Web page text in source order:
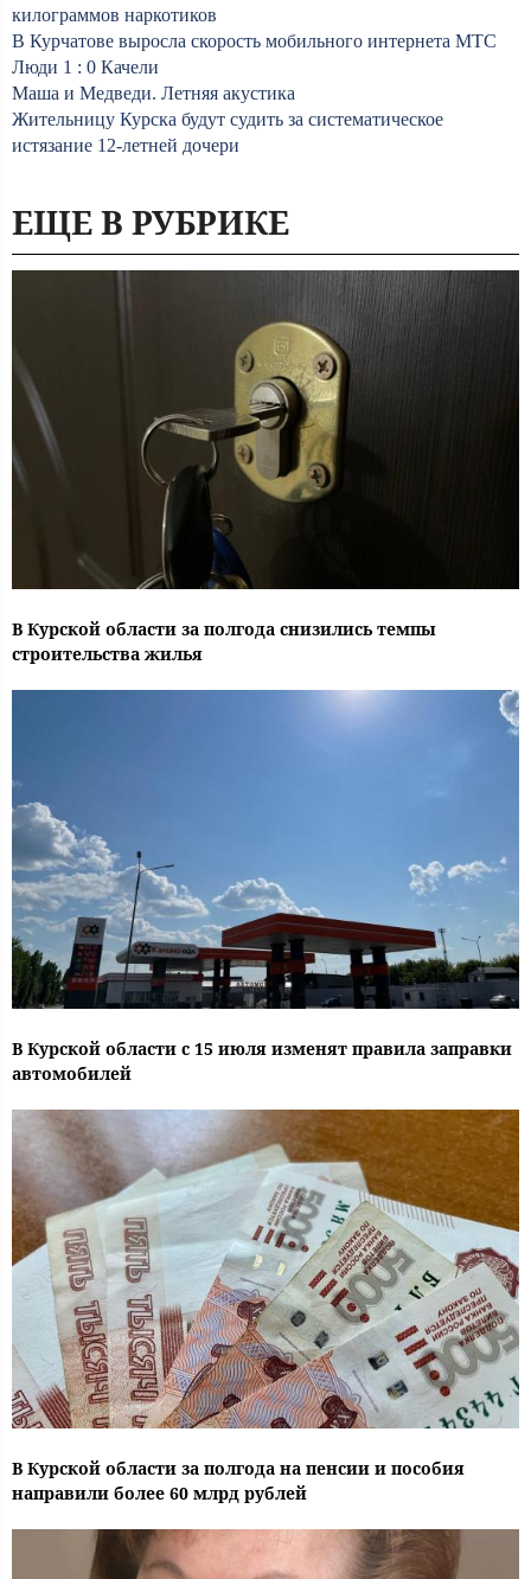
килограммов наркотиков
В Курчатове выросла скорость мобильного интернета МТС
Люди 1 : 0 Качели
Маша и Медведи. Летняя акустика
Жительницу Курска будут судить за систематическое
истязание 12-летней дочери
ЕЩЕ В РУБРИКЕ
В Курской области за полгода снизились темпы
строительства жилья
В Курской области с 15 июля изменят правила заправки
автомобилей
В Курской области за полгода на пенсии и пособия
направили более 60 млрд рублей